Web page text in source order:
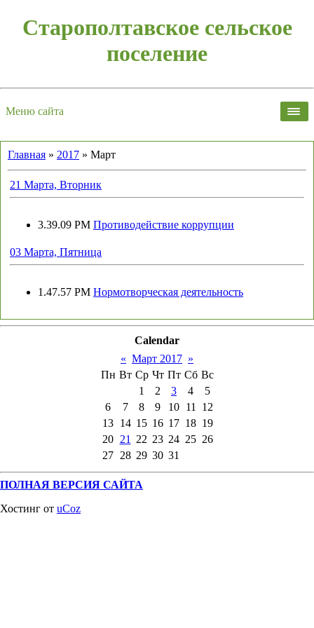
Старополтавское сельское
поселение
Меню сайта
Главная » 2017 » Март
21 Марта, Вторник
3.39.09 PM Противодействие коррупции
03 Марта, Пятница
1.47.57 PM Нормотворческая деятельность
Calendar
« Март 2017 »
Пн Вт Ср Чт Пт Сб Вс
1
2 3 4
5
6
7 8 9 10 11
12
13 14 15 16 17 18 19
20 21 22 23 24 25 26
27 28 29 30 31
ПОЛНАЯ ВЕРСИЯ САЙТА
Хостинг от uCoz